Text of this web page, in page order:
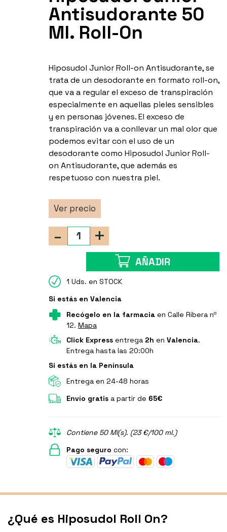
Antisudorante 50
Ml. Roll-On
Hiposudol Junior Roll-on Antisudorante, se
trata de un desodorante en formato roll-on,
que va a regular el exceso de transpiración
especialmente en aquellas pieles sensibles
y en personas jóvenes. El exceso de
transpiración va a conllevar un mal olor que
podemos evitar con el uso de un
desodorante como Hiposudol Junior Roll-
on Antisudorante, que además es
respetuoso con nuestra piel.
Ver precio
+
-
AÑADIR
1 Uds. en STOCK
Si estás en Valencia
Recógelo en la farmaciaen Calle Ribera nº
12. Mapa
Click Expressentrega 2h en Valencia.
Entrega hasta las 20:00h
Si estás en la Península
Entrega en 24-48 horas
Envío gratisa partir de 65€
Contiene 50 Ml(s). (23 €/100 ml.)
Pago seguro con:
¿Qué es Hiposudol Roll On?